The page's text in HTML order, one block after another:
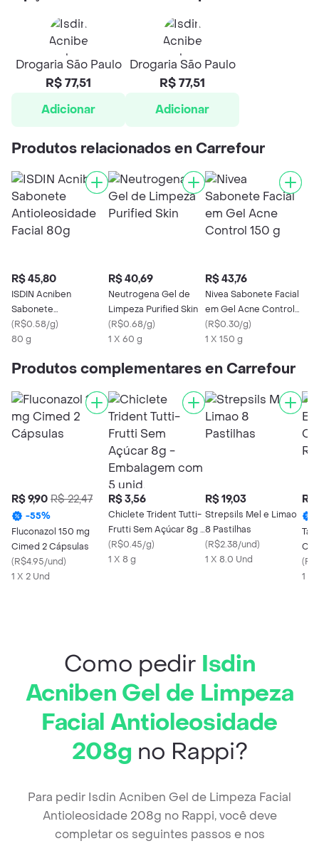
Drogaria São Paulo
R$ 77,51
Adicionar
Drogaria São Paulo
R$ 77,51
Adicionar
Produtos relacionados en Carrefour
R$ 45,80
ISDIN Acniben
Sabonete
Antioleosidade Facial
80g
(R$0.58/g)
80 g
R$ 40,69
Neutrogena Gel de
Limpeza Purified Skin
(R$0.68/g)
1 X 60 g
R$ 43,76
Nivea Sabonete Facial
em Gel Acne Control
150 g
(R$0.30/g)
1 X 150 g
Produtos complementares en Carrefour
R$ 9,90 R$ 22,47
-55%
Fluconazol 150 mg
Cimed 2 Cápsulas
(R$4.95/und)
1 X 2 Und
R$ 3,56
Chiclete Trident Tutti-
Frutti Sem Açúcar 8g -
Embalagem com 5
unid.
(R$0.45/g)
1 X 8 g
R$ 19,03
Strepsils Mel e Limao
8 Pastilhas
(R$2.38/und)
1 X 8.0 Und
R$
(
1 X
Como pedir Isdin
Acniben Gel de Limpeza
Facial Antioleosidade
208g no Rappi?
Para pedir Isdin Acniben Gel de Limpeza Facial
Antioleosidade 208g no Rappi, você deve
completar os seguintes passos e nos